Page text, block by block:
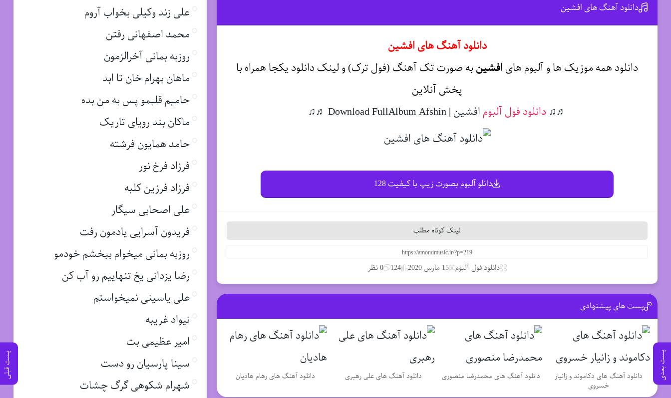
پست بعدی پست قبلی
دانلود آهنگ های افشین
دانلود آهنگ های افشین
دانلود همه موزیک ها و آلبوم های افشین به صورت تک آهنگ (فول ترک) و لینک دانلود یکجا همراه با
پخش آنلاین
♬♫ دانلود فول آلبوم افشین | Download FullAlbum Afshin ♬♫
دانلو آلبوم بصورت زیپ با کیفیت 128
لینک کوتاه مطلب
دانلود فول آلبوم 15 مارس 2020 124 0 نظر
پست های پیشنهادی
دانلود آهنگ های دکاموند و زانیار
خسروی
دانلود آهنگ های محمدرضا منصوری دانلود آهنگ های علی رهبری دانلود آهنگ های رهام هادیان
علی زند وکیلی بخواب آروم
محمد اصفهانی رفتن
روزبه بمانی آخرالزمون
ماهان بهرام خان تا ابد
حامیم قلبمو پس به من بده
ماکان بند رویای تاریک
حامد همایون فرشته
فرزاد فرخ نور
فرزاد فرزین کلبه
علی اصحابی سیگار
فریدون آسرایی یادمون رفت
روزبه بمانی میخوام ببخشم خودمو
رضا یزدانی یخ تنهاییم رو آب کن
علی یاسینی نمیخواستم
نیواد غریبه
امیر عظیمی بت
سینا پارسیان رو دست
شهرام شکوهی گرگ چشات